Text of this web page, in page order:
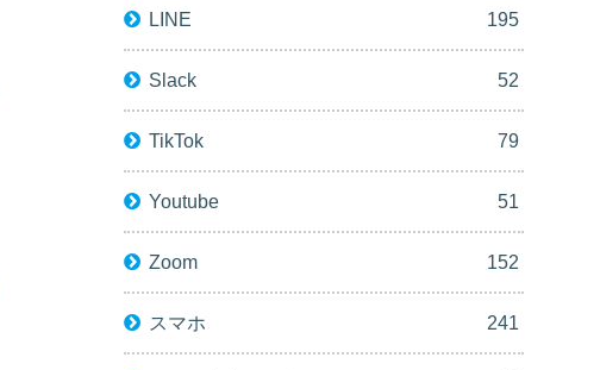
LINE 195
Slack 52
TikTok 79
Youtube 51
Zoom 152
スマホ 241